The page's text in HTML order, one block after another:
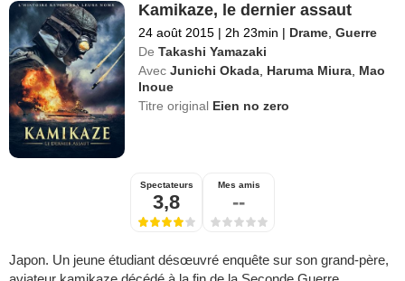
Kamikaze, le dernier assaut
24 août 2015 | 2h 23min | Drame ,Guerre
De Takashi Yamazaki
Avec Junichi Okada Haruma Miura Mao
Inoue
Titre original Eien no zero
Spectateurs
3,8
Mes amis
--
Japon. Un jeune étudiant désœuvré enquête sur son grand-père,